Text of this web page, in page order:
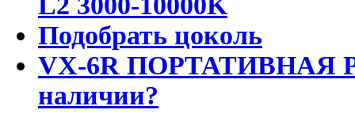
Подобрать цоколь
VX-6R ПОРТАТИВНАЯ
наличии?